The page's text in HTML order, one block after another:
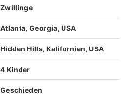
Zwillinge
Atlanta, Georgia, USA
Hidden Hills, Kalifornien, USA
4 Kinder
Geschieden